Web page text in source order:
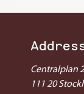
Centralplan
111 20